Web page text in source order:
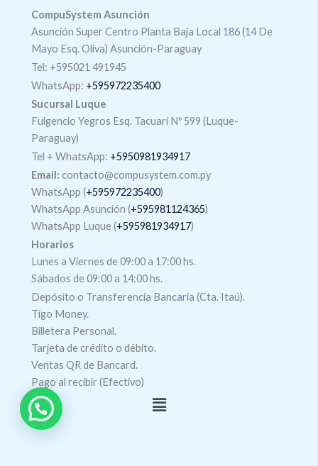
CompuSystem Asunción
Asunción Super Centro Planta Baja Local 186 (14 De
Mayo Esq. Oliva) Asunción-Paraguay
Tel: +595021 491945
WhatsApp: +595972235400
Sucursal Luque
Fulgencio Yegros Esq. Tacuarí Nº 599 (Luque-
Paraguay)
Tel + WhatsApp: +5950981934917
Email: contacto@compusystem.com.py
WhatsApp (+595972235400)
WhatsApp Asunción (+595981124365)
WhatsApp Luque (+595981934917)
Horarios
Lunes a Viernes de 09:00 a 17:00 hs.
Sábados de 09:00 a 14:00 hs.
Depósito o Transferencia Bancaria (Cta. Itaú).
Tigo Money.
Billetera Personal.
Tarjeta de crédito o débito.
Ventas QR de Bancard.
Pago al recibir (Efectivo)
Menú